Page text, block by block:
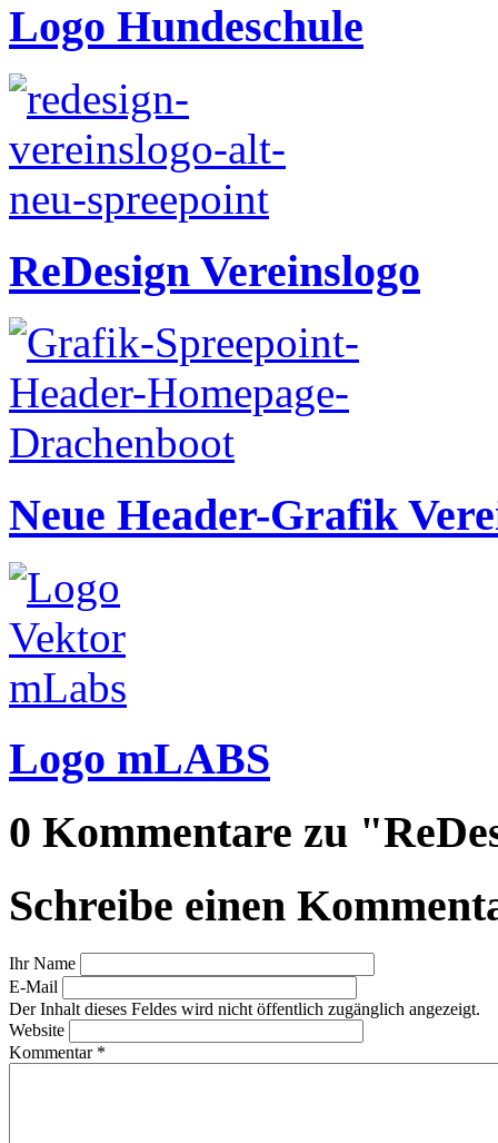
Logo Hundeschule
ReDesign Vereinslogo
Neue Header-Grafik
Logo mLABS
0 Kommentare zu
Schreibe einen
Ihr Name
E-Mail
Der Inhalt dieses Feldes wird nicht öffentlich zugänglich angezeigt.
Website
Kommentar *